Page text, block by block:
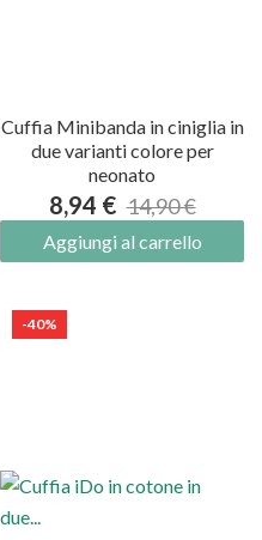
Cuffia Minibanda in ciniglia in
due varianti colore per
neonato
8,94 € 14,90 €
Aggiungi al carrello
-40%